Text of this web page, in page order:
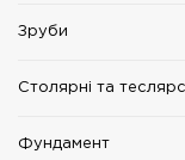
Зруби
Столярні та
Фундамент